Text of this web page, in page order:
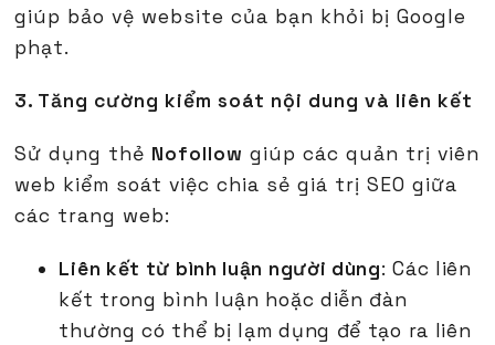
giúp bảo vệ website của bạn khỏi bị Google
phạt.
3. Tăng cường kiểm soát nội dung và liên kết
Sử dụng thẻ Nofollow giúp các quản trị viên
web kiểm soát việc chia sẻ giá trị SEO giữa
các trang web:
Liên kết từ bình luận người dùng: Các liên
kết trong bình luận hoặc diễn đàn
thường có thể bị lạm dụng để tạo ra liên